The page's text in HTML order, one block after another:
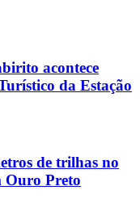
acontece
da Estação
de trilhas no
Ouro Preto